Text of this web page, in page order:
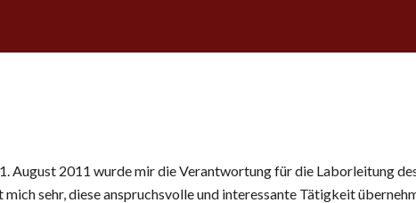
August 2011 wurde mir die Verantwortung für die Laborleitung
mich sehr, diese anspruchsvolle und interessante Tätigkeit